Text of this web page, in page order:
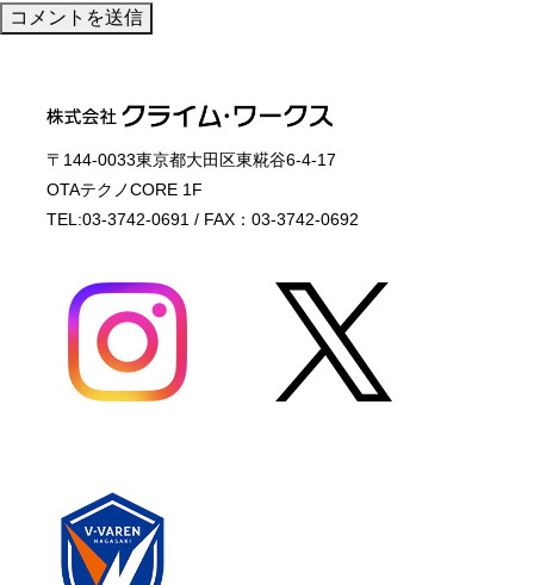
〒144-0033東京都大田区東糀谷6-4-17
OTAテクノCORE 1F
TEL:03-3742-0691 / FAX：03-3742-0692